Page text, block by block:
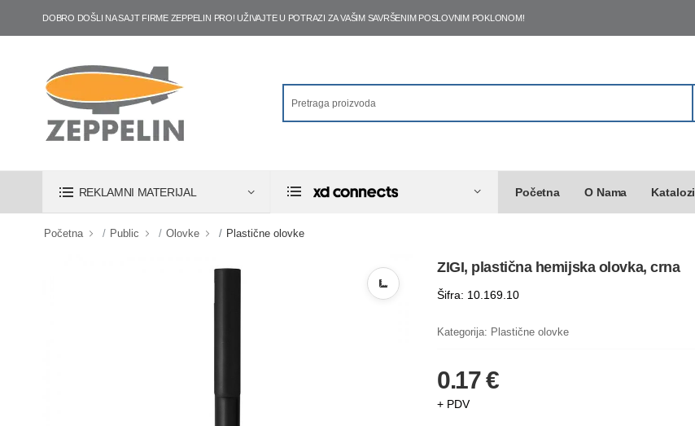
DOBRO DOŠLI NA SAJT FIRME ZEPPELIN PRO! UŽIVAJTE U POTRAZI ZA VAŠIM SAVRŠENIM POSLOVNIM POKLONOM!
REKLAMNI MATERIJAL Početna O Nama Katalozi
Početna Public Olovke Plastične olovke
ZIGI, plastična hemijska olovka, crna
Šifra: 10.169.10
Kategorija: Plastične olovke
0.17 €
+ PDV